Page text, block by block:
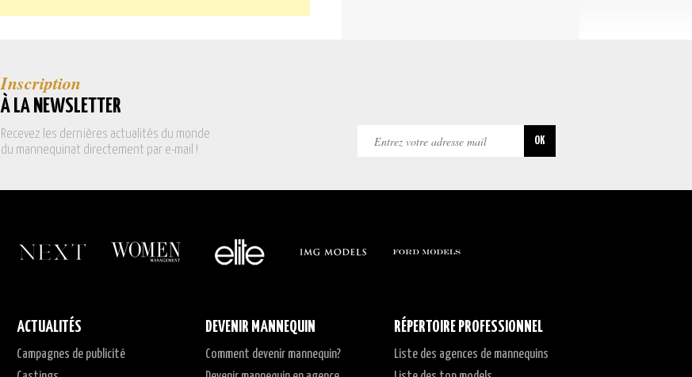
Inscription
À LA NEWSLETTER
Recevez les dernières actualités du monde
du mannequinat directement par e-mail !
ACTUALITÉS
Campagnes de publicité
DEVENIR MANNEQUIN
Comment devenir mannequin?
RÉPERTOIRE PROFESSIONNEL
Liste des agences de mannequins